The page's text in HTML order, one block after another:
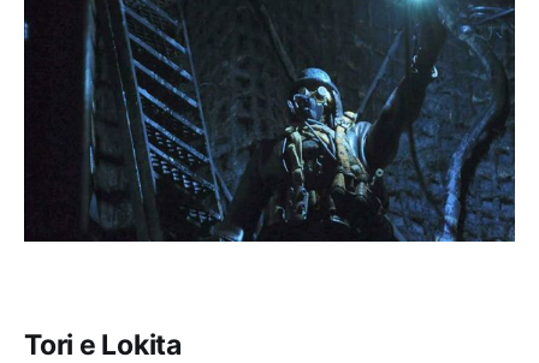
Tori e Lokita